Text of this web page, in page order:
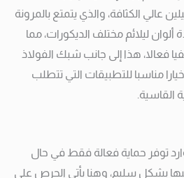
عالي الكثافة، والذي يتمتع بالمرونة
ألوان ليلائم مختلف الديكورات، مما
فعالا، هذا إلى جانب شبك الفولاذ
مناسبا للتطبيقات التي تتطلب
القاسية.
توفر حماية فعالة فقط في حال
بشكل سليم، وهنا يأتي الحرص على